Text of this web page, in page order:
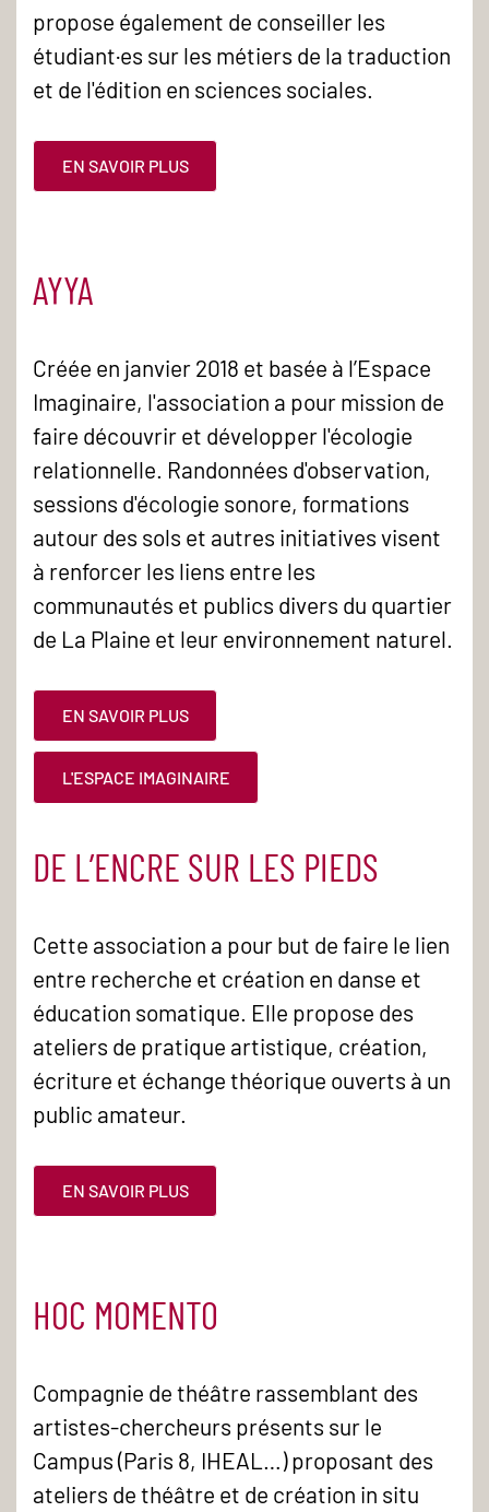
propose également de conseiller les
étudiant·es sur les métiers de la traduction
et de l'édition en sciences sociales.
EN SAVOIR PLUS
AYYA
Créée en janvier 2018 et basée à l’Espace
Imaginaire, l'association a pour mission de
faire découvrir et développer l'écologie
relationnelle. Randonnées d'observation,
sessions d'écologie sonore, formations
autour des sols et autres initiatives visent
à renforcer les liens entre les
communautés et publics divers du quartier
de La Plaine et leur environnement naturel.
EN SAVOIR PLUS
L'ESPACE IMAGINAIRE
DE L’ENCRE SUR LES PIEDS
Cette association a pour but de faire le lien
entre recherche et création en danse et
éducation somatique. Elle propose des
ateliers de pratique artistique, création,
écriture et échange théorique ouverts à un
public amateur.
EN SAVOIR PLUS
HOC MOMENTO
Compagnie de théâtre rassemblant des
artistes-chercheurs présents sur le
Campus (Paris 8, IHEAL…) proposant des
ateliers de théâtre et de création in situ